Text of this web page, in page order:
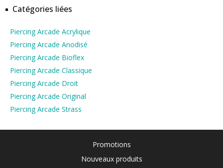
Catégories liées
Piercing Arcade Acrylique
Piercing Arcade Anodisé
Piercing Arcade Bioflex
Piercing Arcade Classique
Piercing Arcade Droit
Piercing Arcade Original
Piercing Arcade Strass
Promotions
Nouveaux produits